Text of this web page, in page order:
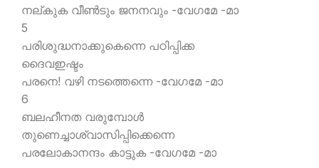
നല്കുക വീണ്‍ടും ജനനവും -വേഗമേ -മാ
5
പരിശുദ്ധനാക്കുകെന്നെ പഠിപ്പിക്ക
ദൈവഇഷ്ടം
പരനെ! വഴി നടത്തെന്നെ -വേഗമേ -മാ
6
ബലഹീനത വരുമ്പോള്‍
തുണെച്ചാശ്വാസിപ്പിക്കെന്നെ
പരലോകാനന്ദം കാട്ടുക -വേഗമേ -മാ